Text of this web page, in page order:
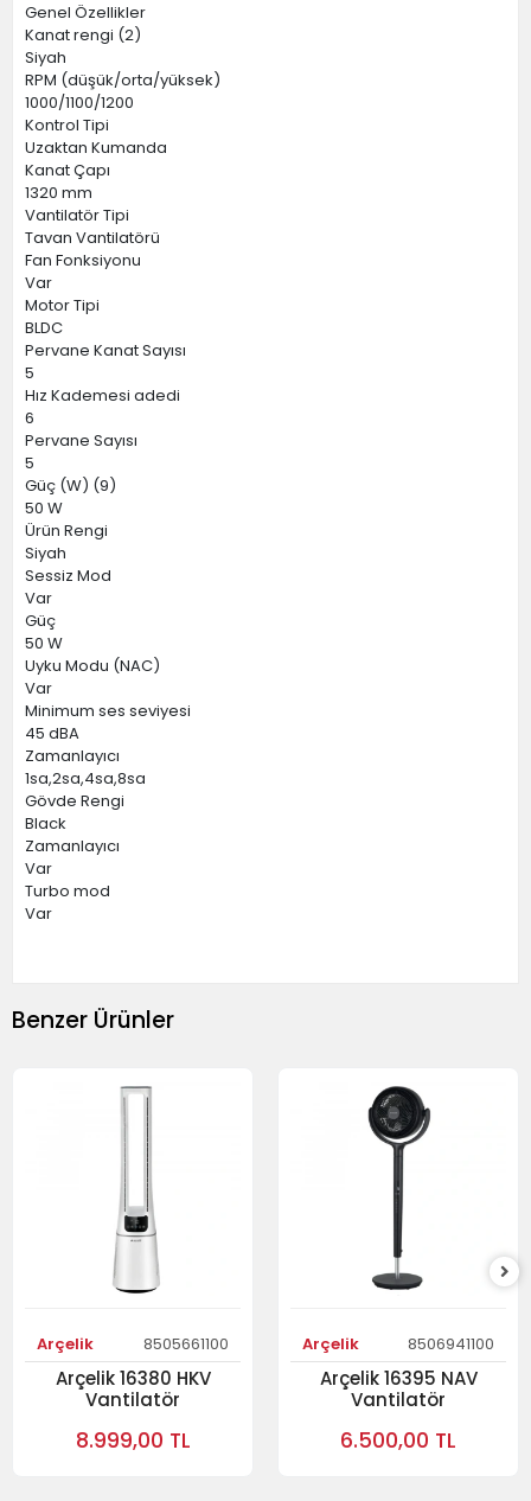
Genel Özellikler
Kanat rengi (2)
Siyah
RPM (düşük/orta/yüksek)
1000/1100/1200
Kontrol Tipi
Uzaktan Kumanda
Kanat Çapı
1320 mm
Vantilatör Tipi
Tavan Vantilatörü
Fan Fonksiyonu
Var
Motor Tipi
BLDC
Pervane Kanat Sayısı
5
Hız Kademesi adedi
6
Pervane Sayısı
5
Güç (W) (9)
50 W
Ürün Rengi
Siyah
Sessiz Mod
Var
Güç
50 W
Uyku Modu (NAC)
Var
Minimum ses seviyesi
45 dBA
Zamanlayıcı
1sa,2sa,4sa,8sa
Gövde Rengi
Black
Zamanlayıcı
Var
Turbo mod
Var
Benzer Ürünler
Arçelik 8505661100
Arçelik 16380 HKV
Vantilatör
8.999,00 TL
Arçelik 8506941100
Arçelik 16395 NAV
Vantilatör
6.500,00 TL